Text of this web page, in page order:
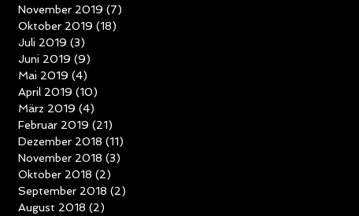
November 2019 (7)
Oktober 2019 (18)
Juli 2019 (3)
Juni 2019 (9)
Mai 2019 (4)
April 2019 (10)
März 2019 (4)
Februar 2019 (21)
Dezember 2018 (11)
November 2018 (3)
Oktober 2018 (2)
September 2018 (2)
August 2018 (2)